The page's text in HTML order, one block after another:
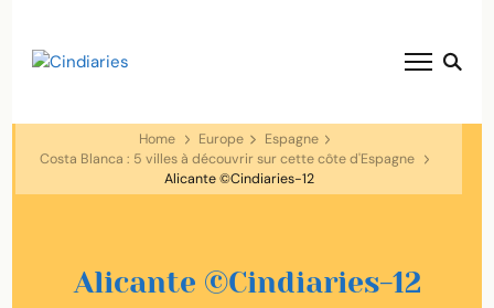
Home Europe
Espagne
Costa Blanca : 5 villes à découvrir sur cette côte d'Espagne
Alicante ©Cindiaries-12
Alicante ©Cindiaries-12